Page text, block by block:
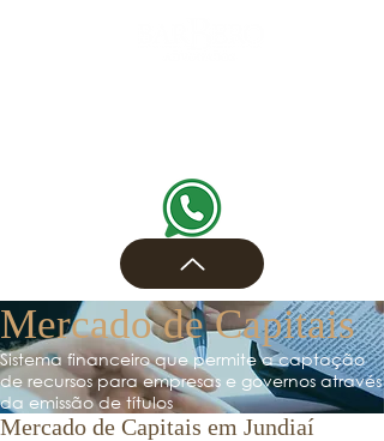
Mercado de Capitais
Sistema financeiro que permite a captação
de recursos para empresas e governos através
da emissão de títulos
Mercado de Capitais em Jundiaí